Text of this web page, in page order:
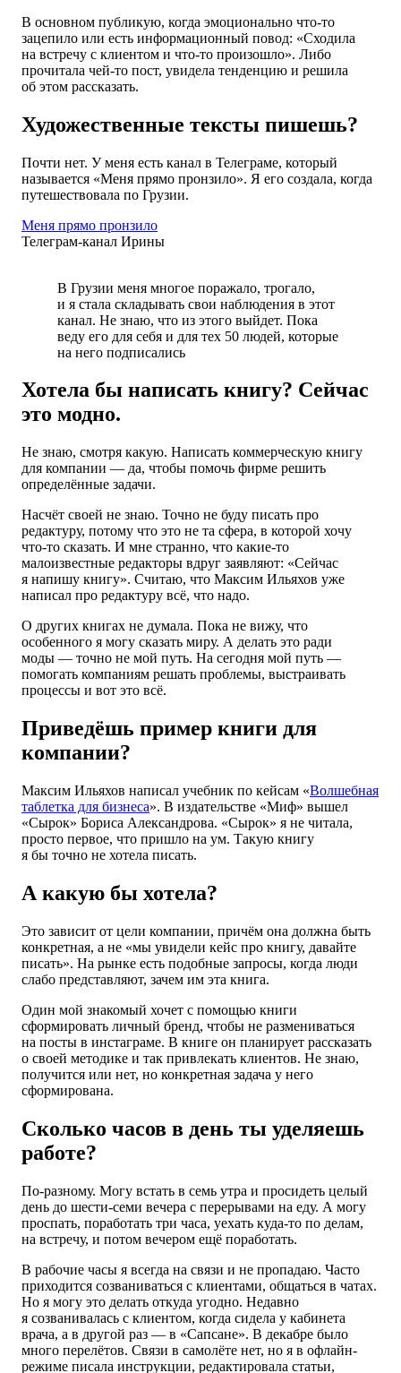
В основном публикую, когда эмоционально что-то
зацепило или есть информационный повод: «Сходила
на встречу с клиентом и что-то произошло». Либо
прочитала чей-то пост, увидела тенденцию и решила
об этом рассказать.
Художественные тексты пишешь?
Почти нет. У меня есть канал в Телеграме, который
называется «Меня прямо пронзило». Я его создала, когда
путешествовала по Грузии.
Меня прямо пронзило
Телеграм-канал Ирины
В Грузии меня многое поражало, трогало,
и я стала складывать свои наблюдения в этот
канал. Не знаю, что из этого выйдет. Пока
веду его для себя и для тех 50 людей, которые
на него подписались
Хотела бы написать книгу? Сейчас
это модно.
Не знаю, смотря какую. Написать коммерческую книгу
для компании — да, чтобы помочь фирме решить
определённые задачи.
Насчёт своей не знаю. Точно не буду писать про
редактуру, потому что это не та сфера, в которой хочу
что-то сказать. И мне странно, что какие-то
малоизвестные редакторы вдруг заявляют: «Сейчас
я напишу книгу». Считаю, что Максим Ильяхов уже
написал про редактуру всё, что надо.
О других книгах не думала. Пока не вижу, что
особенного я могу сказать миру. А делать это ради
моды — точно не мой путь. На сегодня мой путь —
помогать компаниям решать проблемы, выстраивать
процессы и вот это всё.
Приведёшь пример книги для
компании?
Максим Ильяхов написал учебник по кейсам «Волшебная
таблетка для бизнеса». В издательстве «Миф» вышел
«Сырок» Бориса Александрова. «Сырок» я не читала,
просто первое, что пришло на ум. Такую книгу
я бы точно не хотела писать.
А какую бы хотела?
Это зависит от цели компании, причём она должна быть
конкретная, а не «мы увидели кейс про книгу, давайте
писать». На рынке есть подобные запросы, когда люди
слабо представляют, зачем им эта книга.
Один мой знакомый хочет с помощью книги
сформировать личный бренд, чтобы не размениваться
на посты в инстаграме. В книге он планирует рассказать
о своей методике и так привлекать клиентов. Не знаю,
получится или нет, но конкретная задача у него
сформирована.
Сколько часов в день ты уделяешь
работе?
По-разному. Могу встать в семь утра и просидеть целый
день до шести-семи вечера с перерывами на еду. А могу
проспать, поработать три часа, уехать куда-то по делам,
на встречу, и потом вечером ещё поработать.
В рабочие часы я всегда на связи и не пропадаю. Часто
приходится созваниваться с клиентами, общаться в чатах.
Но я могу это делать откуда угодно. Недавно
я созванивалась с клиентом, когда сидела у кабинета
врача, а в другой раз — в «Сапсане». В декабре было
много перелётов. Связи в самолёте нет, но я в офлайн-
режиме писала инструкции, редактировала статьи,